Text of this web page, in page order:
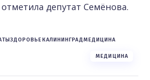
депутат Семёнова.
ЗДОРОВЬЕКАЛИНИНГРАДМЕДИЦИНА
МЕДИЦИНА